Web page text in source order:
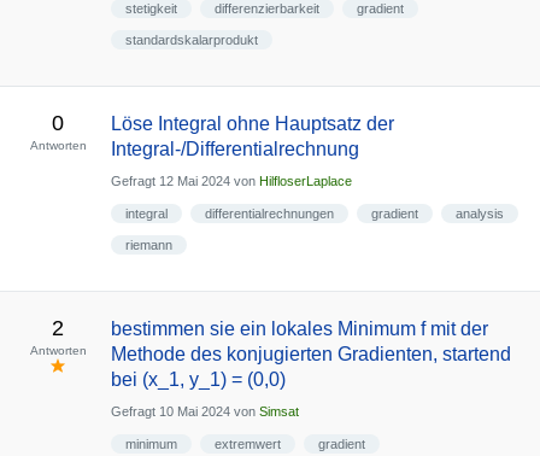
stetigkeit differenzierbarkeit gradient
standardskalarprodukt
0
Antworten
Löse Integral ohne Hauptsatz der
Integral-/Differentialrechnung
Gefragt 12 Mai 2024 von HilfloserLaplace
integral differentialrechnungen gradient analysis
riemann
2
Antworten
bestimmen sie ein lokales Minimum f mit der
Methode des konjugierten Gradienten, startend
bei (x_1, y_1) = (0,0)
Gefragt 10 Mai 2024 von Simsat
minimum extremwert gradient